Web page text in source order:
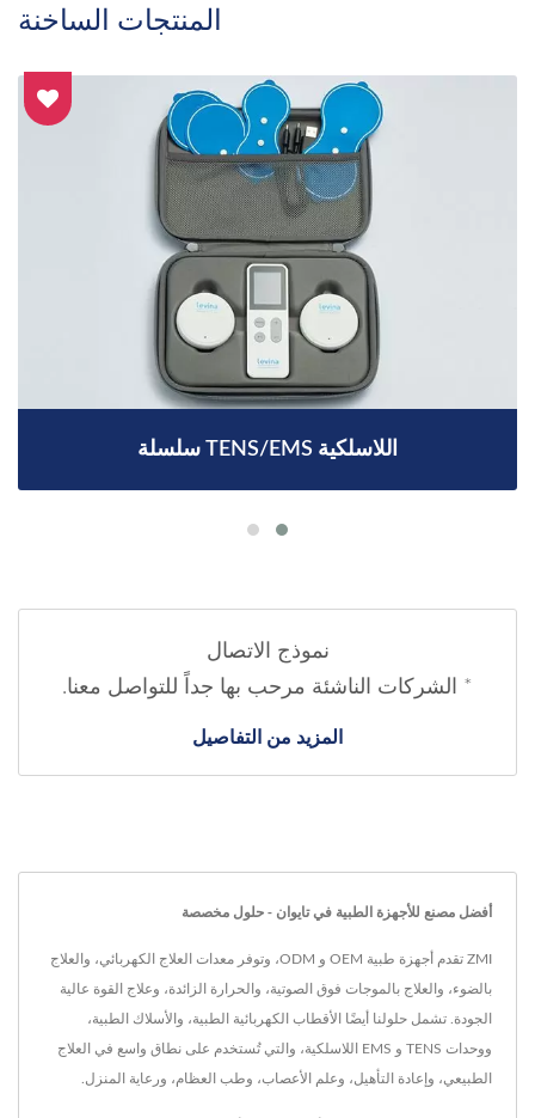
المنتجات الساخنة
سلسلة TENS/EMS اللاسلكية
نموذج الاتصال
* الشركات الناشئة مرحب بها جداً للتواصل معنا.
المزيد من التفاصيل
أفضل مصنع للأجهزة الطبية في تايوان - حلول مخصصة
ZMI تقدم أجهزة طبية OEM و ODM، وتوفر معدات العلاج الكهربائي، والعلاج
بالضوء، والعلاج بالموجات فوق الصوتية، والحرارة الزائدة، وعلاج القوة عالية
الجودة. تشمل حلولنا أيضًا الأقطاب الكهربائية الطبية، والأسلاك الطبية،
ووحدات TENS و EMS اللاسلكية، والتي تُستخدم على نطاق واسع في العلاج
الطبيعي، وإعادة التأهيل، وعلم الأعصاب، وطب العظام، ورعاية المنزل.